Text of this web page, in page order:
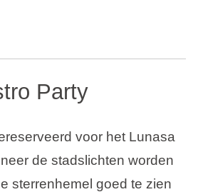
Party
voor het Lunasa
de stadslichten worden
sterrenhemel goed te zien